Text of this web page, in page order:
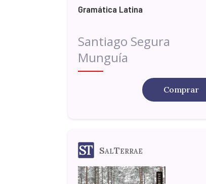
Gramática Latina
Santiago Segura
Munguía
Comprar
SalTerrae